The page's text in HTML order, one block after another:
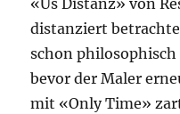
distanziert
schon
bevor der Maler
mit «Only Time»